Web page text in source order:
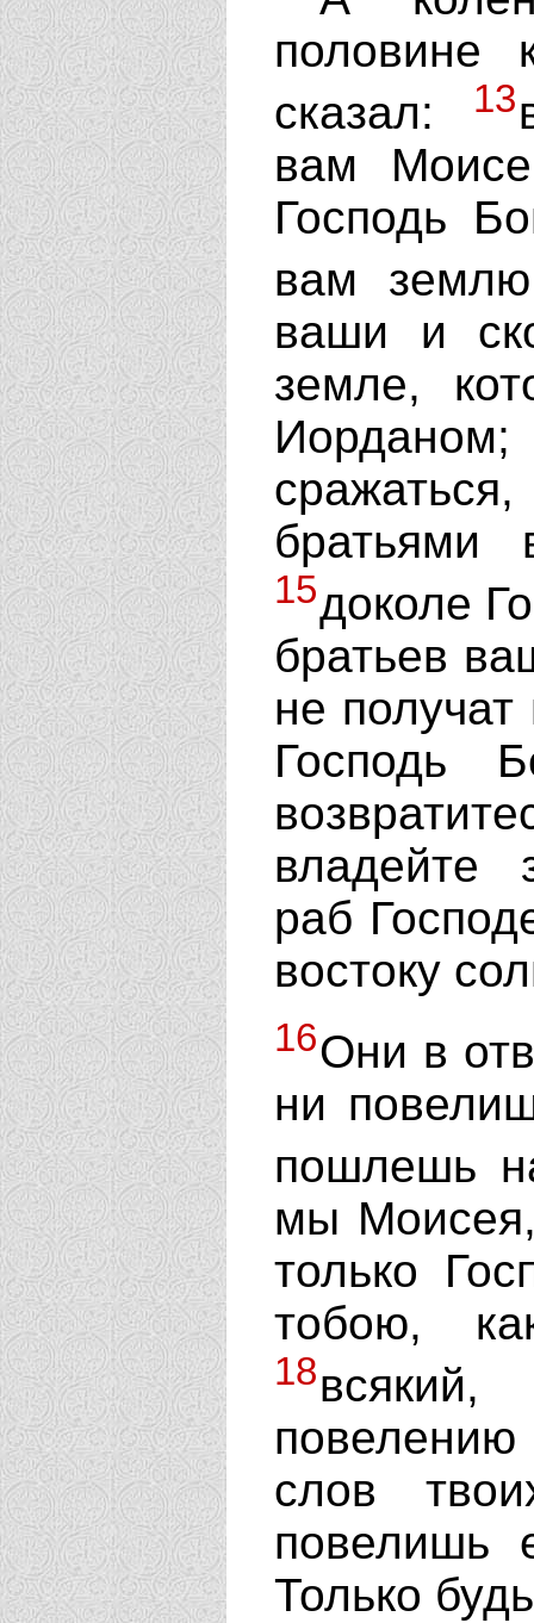
половине
сказал:
13
вам
Господь
вам
ваши и
земле,
15доколе
братьев
не
Господь
владейте
раб
востоку
16Они в
ни
пошлешь
мы
только
тобою,
18
слов
повелишь
Только